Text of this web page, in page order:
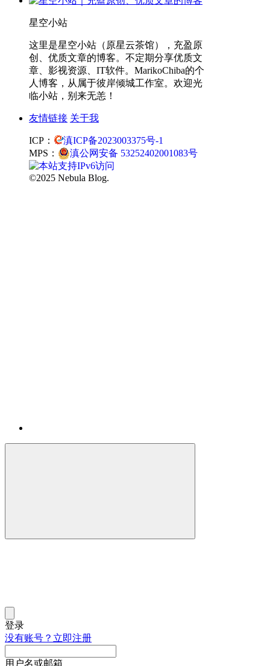
星空小站
这里是星空小站（原星云茶馆），充盈原
创、优质文章的博客。不定期分享优质文
章、影视资源、IT软件。MarikoChiba的个
人博客，从属于彼岸倾城工作室。欢迎光
临小站，别来无恙！
友情链接 关于我
ICP：
滇ICP备2023003375号-1
MPS：
滇公网安备 53252402001083号
©2025 Nebula Blog.
登录
没有账号？立即注册
用户名或邮箱